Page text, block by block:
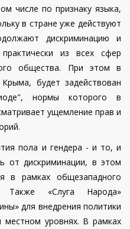
числе по признаку языка,
в стране уже действуют
дискриминацию и
из всех сфер
общества. При этом в
будет задействован
нормы которого в
ущемление прав и
пола и гендера - и то, и
от дискриминации, в этом
в рамках общезападного
Также «Слуга Народа»
для внедрения политики
местном уровнях. В рамках